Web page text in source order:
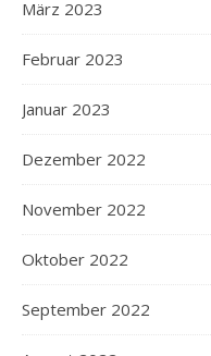
März 2023
Februar 2023
Januar 2023
Dezember 2022
November 2022
Oktober 2022
September 2022